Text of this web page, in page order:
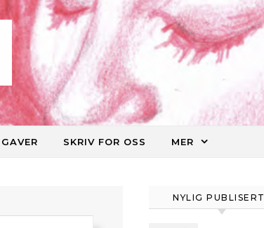
SKRIV FOR OSS MER
NYLIG PUBLISERT